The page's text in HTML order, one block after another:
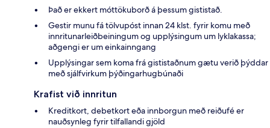
Það er ekkert móttökuborð á þessum gististað.
Gestir munu fá tölvupóst innan 24 klst. fyrir komu með
innritunarleiðbeiningum og upplýsingum um lyklakassa;
aðgengi er um einkainngang
Upplýsingar sem koma frá gististaðnum gætu verið þýddar
með sjálfvirkum þýðingarhugbúnaði
Krafist við innritun
Kreditkort, debetkort eða innborgun með reiðufé er
nauðsynleg fyrir tilfallandi gjöld